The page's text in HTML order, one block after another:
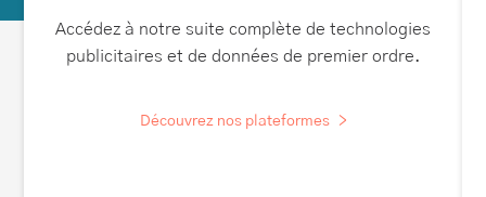
Accédez à notre suite complète de technologies
publicitaires et de données de premier ordre.
Découvrez nos plateformes